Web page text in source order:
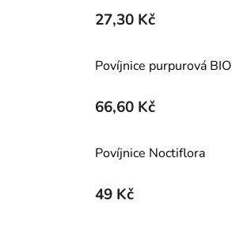
27,30 Kč
Povíjnice purpurová BIO
66,60 Kč
Povíjnice Noctiflora
49 Kč